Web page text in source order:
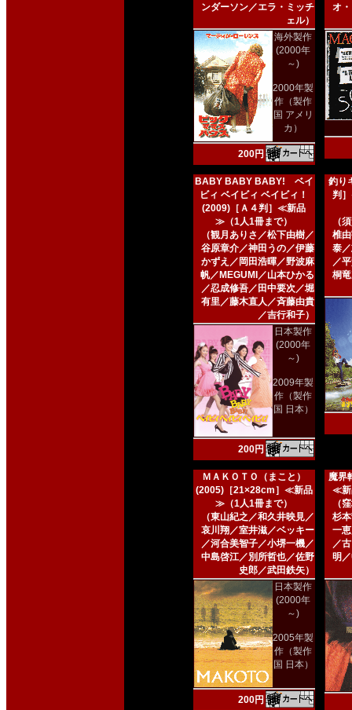
ンダーソン／エラ・ミッチ
ェル）
海外製作
(2000年
～)
2000年製
作（製作
国 アメリ
カ）
200円
オ
BABY BABY BABY! ベイ
ビィ ベイビィ ベイビィ！
(2009)［Ａ４判］≪新品
≫（1人1冊まで）
（観月ありさ／松下由樹／
谷原章介／神田うの／伊藤
かずえ／岡田浩暉／野波麻
帆／MEGUMI／山本ひかる
／忍成修吾／田中要次／堀
有里／藤木直人／斉藤由貴
／吉行和子）
日本製作
(2000年
～)
2009年製
作（製作
国 日本）
200円
釣り
判
（
椎
泰
／
桐
ＭＡＫＯＴＯ（まこと）
(2005)［21×28cm］≪新品
≫（1人1冊まで）
（東山紀之／和久井映見／
哀川翔／室井滋／ベッキー
／河合美智子／小堺一機／
中島啓江／別所哲也／佐野
史郎／武田鉄矢）
日本製作
(2000年
～)
2005年製
作（製作
国 日本）
200円
魔界
≪新
（
杉
一
／
明